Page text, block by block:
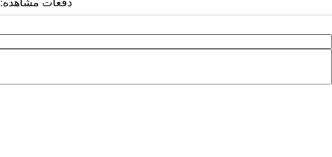
دفعات مشاهده: ۳۶۰ بار |